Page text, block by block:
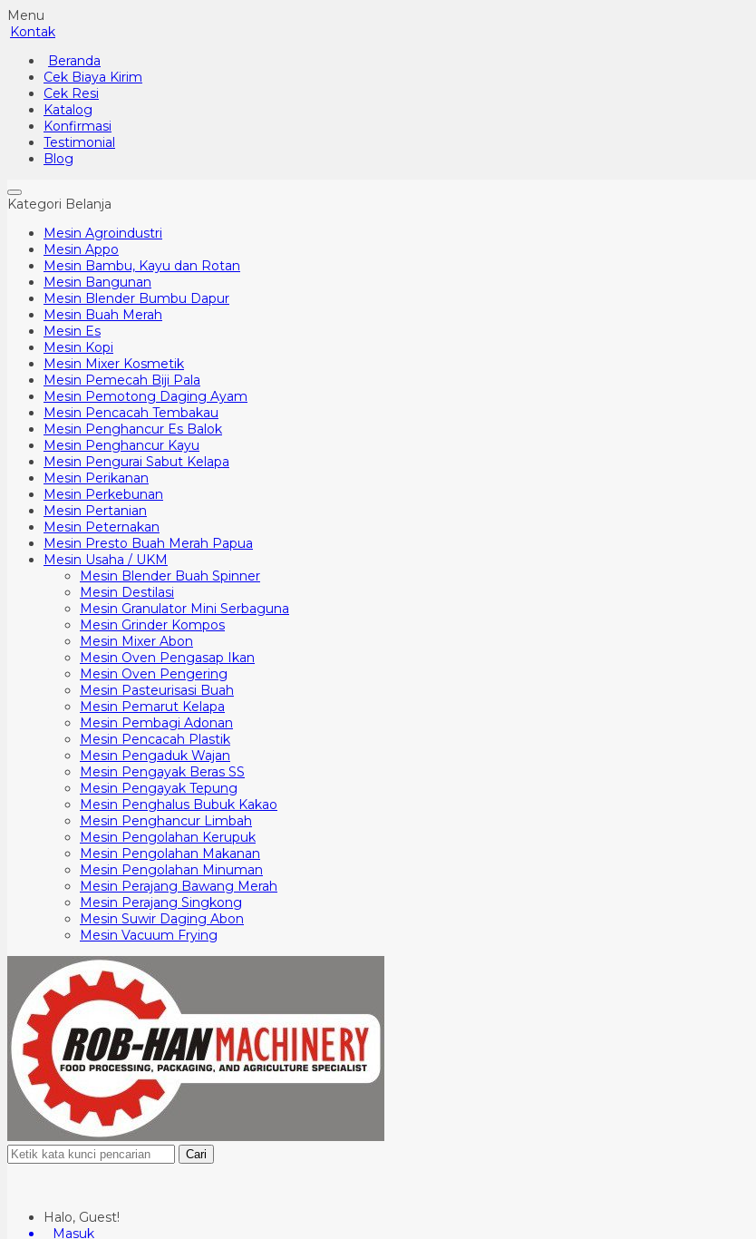
Menu
Kontak
Beranda
Cek Biaya Kirim
Cek Resi
Katalog
Konfirmasi
Testimonial
Blog
Kategori Belanja
Mesin Agroindustri
Mesin Appo
Mesin Bambu, Kayu dan Rotan
Mesin Bangunan
Mesin Blender Bumbu Dapur
Mesin Buah Merah
Mesin Es
Mesin Kopi
Mesin Mixer Kosmetik
Mesin Pemecah Biji Pala
Mesin Pemotong Daging Ayam
Mesin Pencacah Tembakau
Mesin Penghancur Es Balok
Mesin Penghancur Kayu
Mesin Pengurai Sabut Kelapa
Mesin Perikanan
Mesin Perkebunan
Mesin Pertanian
Mesin Peternakan
Mesin Presto Buah Merah Papua
Mesin Usaha / UKM
Mesin Blender Buah Spinner
Mesin Destilasi
Mesin Granulator Mini Serbaguna
Mesin Grinder Kompos
Mesin Mixer Abon
Mesin Oven Pengasap Ikan
Mesin Oven Pengering
Mesin Pasteurisasi Buah
Mesin Pemarut Kelapa
Mesin Pembagi Adonan
Mesin Pencacah Plastik
Mesin Pengaduk Wajan
Mesin Pengayak Beras SS
Mesin Pengayak Tepung
Mesin Penghalus Bubuk Kakao
Mesin Penghancur Limbah
Mesin Pengolahan Kerupuk
Mesin Pengolahan Makanan
Mesin Pengolahan Minuman
Mesin Perajang Bawang Merah
Mesin Perajang Singkong
Mesin Suwir Daging Abon
Mesin Vacuum Frying
Cari
Halo, Guest!
Masuk